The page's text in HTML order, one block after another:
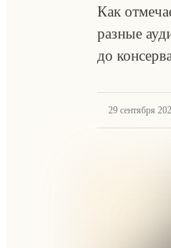
Как
разные
до
29 сентября